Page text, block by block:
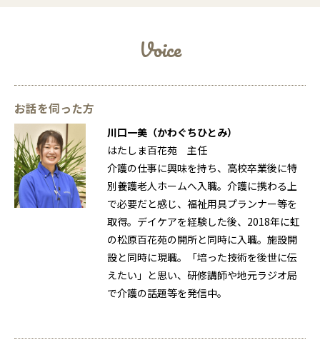
Voice
お話を伺った方
川口一美（かわぐちひとみ）
はたしま百花苑 主任
介護の仕事に興味を持ち、高校卒業後に特
別養護老人ホームへ入職。介護に携わる上
で必要だと感じ、福祉用具プランナー等を
取得。デイケアを経験した後、2018年に虹
の松原百花苑の開所と同時に入職。施設開
設と同時に現職。「培った技術を後世に伝
えたい」と思い、研修講師や地元ラジオ局
で介護の話題等を発信中。